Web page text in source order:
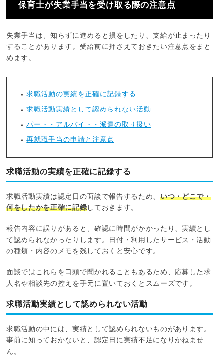
保育士が失業手当を受け取る際の注意点
失業手当は、知らずに進めると損をしたり、支給が止まったり
することがあります。受給前に押さえておきたい注意点をまと
めます。
求職活動の実績を正確に記録する
求職活動実績として認められない活動
パート・アルバイト・派遣の取り扱い
再就職手当の申請と注意点
求職活動の実績を正確に記録する
求職活動実績は認定日の面談で報告するため、 いつ・どこで・
何をしたかを正確に記録 しておきます。
報告内容に誤りがあると、確認に時間がかかったり、実績とし
て認められなかったりします。日付・利用したサービス・活動
の種類・内容のメモを残しておくと安心です。
面談ではこれらを口頭で聞かれることもあるため、応募した求
人名や相談先の控えを手元に置いておくとスムーズです。
求職活動実績として認められない活動
求職活動の中には、実績として認められないものがあります。
事前に知っておかないと、認定日に実績不足になりかねませ
ん。